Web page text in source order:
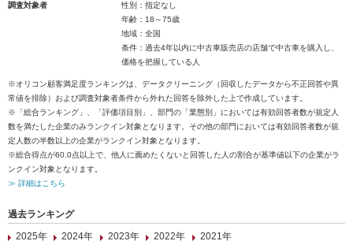
調査対象者
性別：指定なし
年齢：18～75歳
地域：全国
条件：過去4年以内に中古車販売店の店舗で中古車を購入し、
価格を把握している人
※オリコン顧客満足度ランキングは、データクリーニング（回収したデータから不正回答や異
常値を排除）および調査対象者条件から外れた回答を除外した上で作成しています。
※「総合ランキング」、「評価項目別」、部門の「業態別」においては有効回答者数が規定人
数を満たした企業のみランクイン対象となります。その他の部門においては有効回答者数が規
定人数の半数以上の企業がランクイン対象となります。
※総合得点が60.0点以上で、他人に薦めたくないと回答した人の割合が基準値以下の企業がラ
ンクイン対象となります。
≫ 詳細はこちら
過去ランキング
2025年
2024年 2023年 2022年 2021年